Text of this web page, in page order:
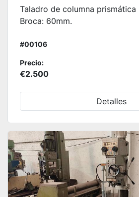
Taladro de columna prismática
Broca: 60mm.
#00106
Precio:
€2.500
Detalles